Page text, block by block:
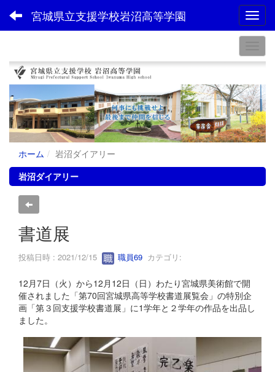
宮城県立支援学校岩沼高等学園
ホーム
岩沼ダイアリー
岩沼ダイアリー
書道展
投稿日時 : 2021/12/15 職員69 カテゴリ:
12月7日（火）から12月12日（日）わたり宮城県美術館で開
催されました「第70回宮城県高等学校書道展覧会」の特別企
画「第３回支援学校書道展」に1学年と２学年の作品を出品し
ました。